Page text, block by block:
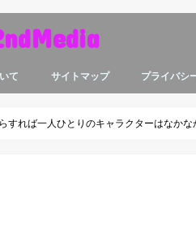
て サイトマップ プライバシ
れば一人ひとりのキャラクターはなかな